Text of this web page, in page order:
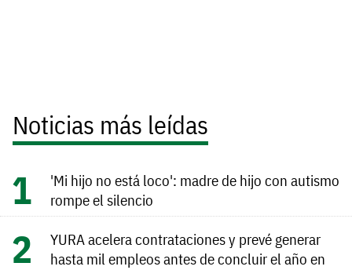
Noticias más leídas
'Mi hijo no está loco': madre de hijo con autismo
rompe el silencio
YURA acelera contrataciones y prevé generar
hasta mil empleos antes de concluir el año en